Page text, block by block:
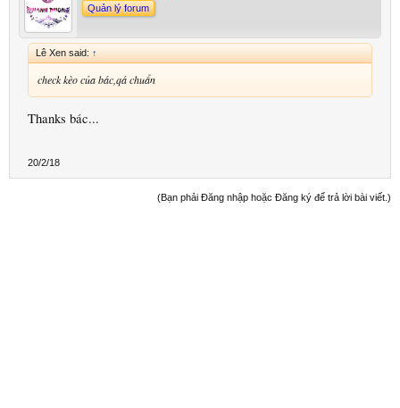
Quản lý forum
Lê Xen said: ↑
check kèo của bác,qá chuẩn
Thanks bác...
20/2/18
(Bạn phải Đăng nhập hoặc Đăng ký để trả lời bài viết.)